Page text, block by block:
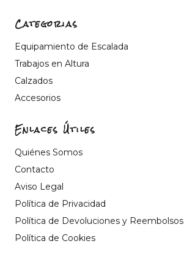
Categorias
Equipamiento de Escalada
Trabajos en Altura
Calzados
Accesorios
Enlaces Útiles
Quiénes Somos
Contacto
Aviso Legal
Política de Privacidad
Política de Devoluciones y Reembolsos
Política de Cookies